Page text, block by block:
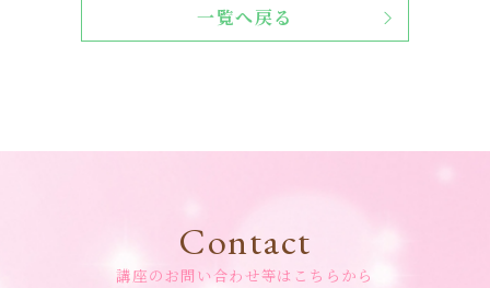
一覧へ戻る
Contact
講座のお問い合わせ等はこちらから